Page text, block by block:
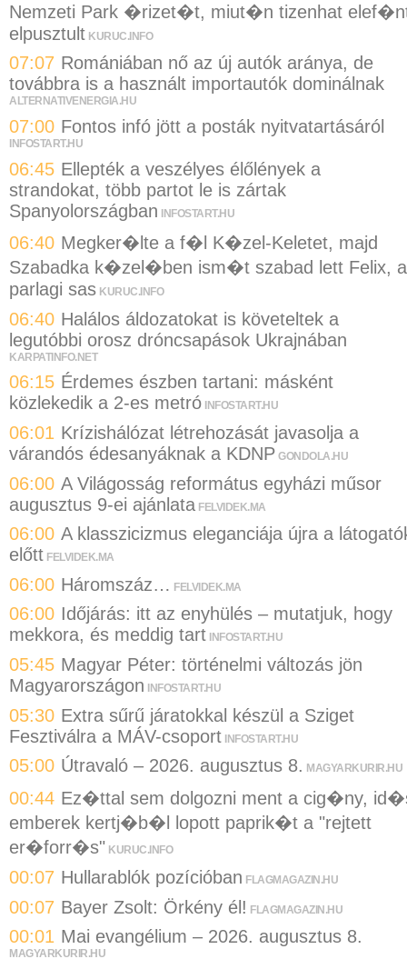
Nemzeti Park �rizet�t, miut�n tizenhat
elpusztult KURUC.INFO
07:07 Romániában nő az új autók aránya, de
továbbra is a használt importautók dominálnak
ALTERNATIVENERGIA.HU
07:00 Fontos infó jött a posták nyitvatartásáról
INFOSTART.HU
06:45 Ellepték a veszélyes élőlények a
strandokat, több partot le is zártak
Spanyolországban INFOSTART.HU
06:40 Megker�lte a f�l K�zel-Keletet, majd
Szabadka k�zel�ben ism�t szabad lett Felix, a
parlagi sas KURUC.INFO
06:40 Halálos áldozatokat is követeltek a
legutóbbi orosz dróncsapások Ukrajnában
KARPATINFO.NET
06:15 Érdemes észben tartani: másként
közlekedik a 2-es metró INFOSTART.HU
06:01 Krízishálózat létrehozását javasolja a
várandós édesanyáknak a KDNP GONDOLA.HU
06:00 A Világosság református egyházi műsor
augusztus 9-ei ajánlata FELVIDEK.MA
06:00 A klasszicizmus eleganciája újra a
előtt FELVIDEK.MA
06:00 Háromszáz… FELVIDEK.MA
06:00 Időjárás: itt az enyhülés – mutatjuk, hogy
mekkora, és meddig tart INFOSTART.HU
05:45 Magyar Péter: történelmi változás jön
Magyarországon
INFOSTART.HU
05:30 Extra sűrű járatokkal készül a Sziget
Fesztiválra a MÁV-csoport INFOSTART.HU
05:00 Útravaló – 2026. augusztus 8. MAGYARKURIR.HU
00:44 Ez�ttal sem dolgozni ment a cig�ny,
emberek kertj�b�l lopott paprik�t a "rejtett
er�forr�s" KURUC.INFO
00:07 Hullarablók pozícióban FLAGMAGAZIN.HU
00:07 Bayer Zsolt: Örkény él! FLAGMAGAZIN.HU
00:01 Mai evangélium – 2026. augusztus 8.
MAGYARKURIR.HU